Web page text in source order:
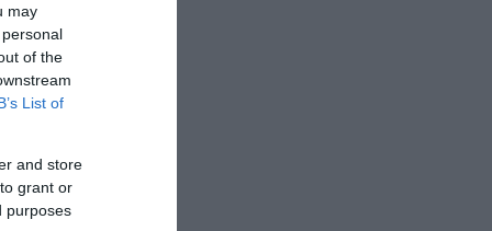
may
of the
List of
and store
grant or
purposes